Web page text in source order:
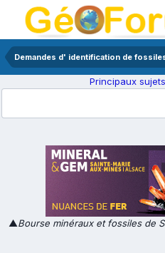
Demandes d' identification de
Principaux
▲Bourse minéraux et fossiles de